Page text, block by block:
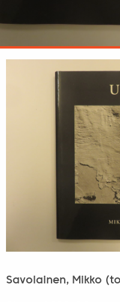
Savolainen, Mikko